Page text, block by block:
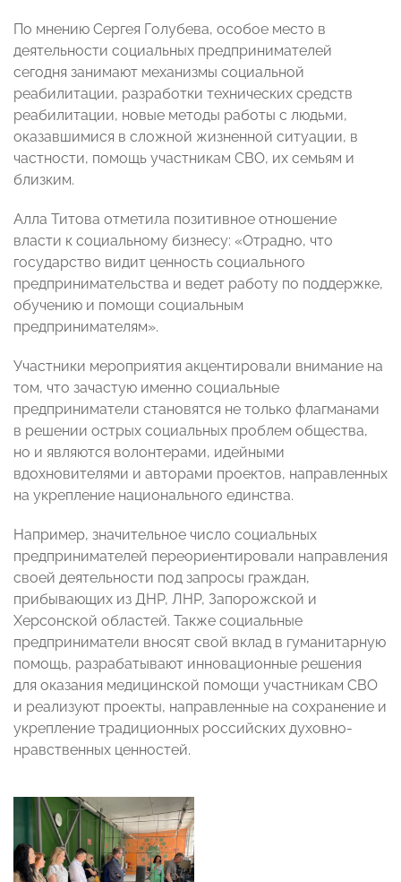
По мнению Сергея Голубева, особое место в
деятельности социальных предпринимателей
сегодня занимают механизмы социальной
реабилитации, разработки технических средств
реабилитации, новые методы работы с людьми,
оказавшимися в сложной жизненной ситуации, в
частности, помощь участникам СВО, их семьям и
близким.
Алла Титова отметила позитивное отношение
власти к социальному бизнесу: «Отрадно, что
государство видит ценность социального
предпринимательства и ведет работу по поддержке,
обучению и помощи социальным
предпринимателям».
Участники мероприятия акцентировали внимание на
том, что зачастую именно социальные
предприниматели становятся не только флагманами
в решении острых социальных проблем общества,
но и являются волонтерами, идейными
вдохновителями и авторами проектов, направленных
на укрепление национального единства.
Например, значительное число социальных
предпринимателей переориентировали направления
своей деятельности под запросы граждан,
прибывающих из ДНР, ЛНР, Запорожской и
Херсонской областей. Также социальные
предприниматели вносят свой вклад в гуманитарную
помощь, разрабатывают инновационные решения
для оказания медицинской помощи участникам СВО
и реализуют проекты, направленные на сохранение и
укрепление традиционных российских духовно-
нравственных ценностей.